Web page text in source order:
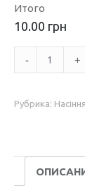
Итого
10.00 грн
Количество
Коріандр
/2гр./
Рубрика: